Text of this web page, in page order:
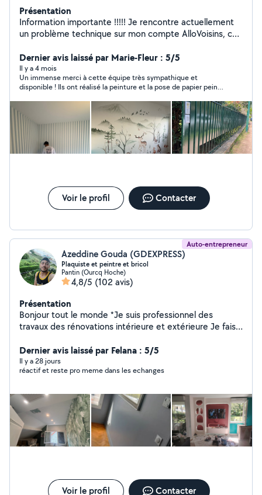
Présentation
Information importante !!!!! Je rencontre actuellement
un problème technique sur mon compte AlloVoisins, ce
votre demande est urgente, vous pouvez cliquer
directement sur le bouton « Appeler » de mon profil afin
de me joindre rapidement. Merci de votre
compréhension et à très bientôt. Hassan
Dernier avis laissé par Marie-Fleur : 5/5
Il y a 4 mois
Un immense merci à cette équipe très sympathique et
disponible ! Ils ont réalisé la peinture et la pose de papier peint
rendu très propre. Je les recommande les yeux fermés pour
leur sérieux et leur sympathie.
Voir le profil Contacter
Auto-entrepreneur
Azeddine Gouda (GDEXPRESS)
Plaquiste et peintre et bricol
Pantin (Ourcq Hoche)
4,8/5 (102 avis)
Présentation
Bonjour tout le monde *Je suis professionnel des
travaux des rénovations intérieure et extérieure Je fais
parquet lino papier peint... *Rénovation salle de bain
*Isolation extérieure *tous travaux de maçonnerie
(dalle,parpaing,....) *Travail propre et professionnel
vous bon journée
Dernier avis laissé par Felana : 5/5
Il y a 28 jours
réactif et reste pro meme dans les echanges
Voir le profil Contacter